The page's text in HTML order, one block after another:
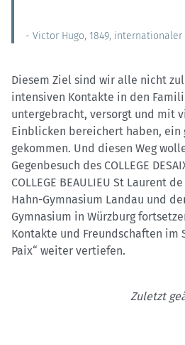
- Victor Hugo, 1849,
Diesem Ziel sind wir alle nicht
intensiven Kontakte in den
untergebracht, versorgt und mit
Einblicken bereichert haben, ein
gekommen. Und diesen Weg
Gegenbesuch des COLLEGE
COLLEGE BEAULIEU St Laurent
Hahn-Gymnasium Landau und
Gymnasium in Würzburg
Kontakte und Freundschaften im
Paix“ weiter vertiefen.
Zuletzt